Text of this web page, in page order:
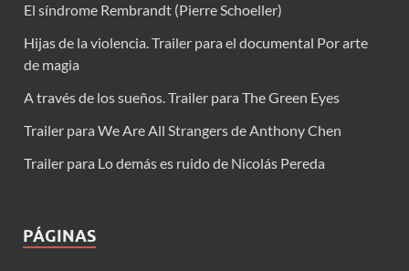
El síndrome Rembrandt (Pierre Schoeller)
Hijas de la violencia. Trailer para el documental Por arte
de magia
A través de los sueños. Trailer para The Green Eyes
Trailer para We Are All Strangers de Anthony Chen
Trailer para Lo demás es ruido de Nicolás Pereda
PÁGINAS